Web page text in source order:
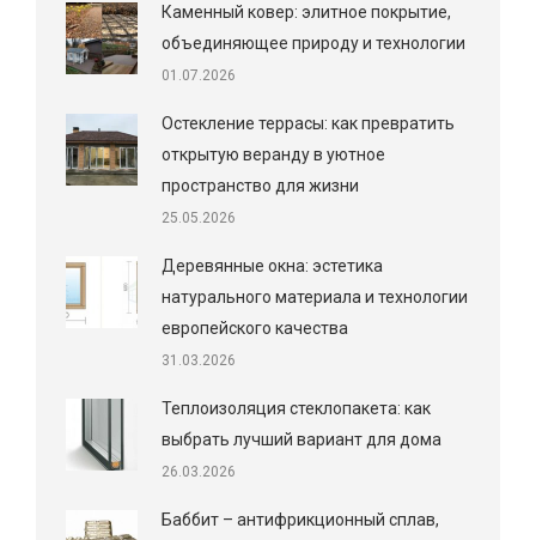
Каменный ковер: элитное покрытие,
объединяющее природу и технологии
01.07.2026
Остекление террасы: как превратить
открытую веранду в уютное
пространство для жизни
25.05.2026
Деревянные окна: эстетика
натурального материала и технологии
европейского качества
31.03.2026
Теплоизоляция стеклопакета: как
выбрать лучший вариант для дома
26.03.2026
Баббит – антифрикционный сплав,